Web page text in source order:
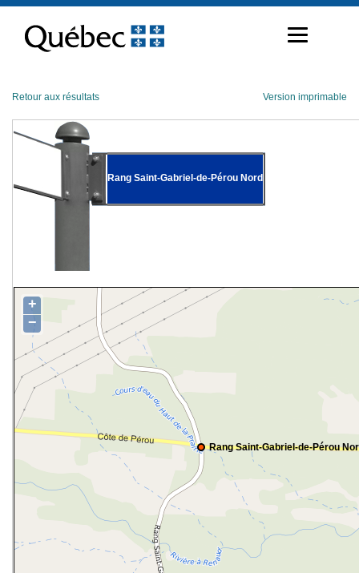
contenu
Retour aux résultats Version imprimable
Rang Saint-Gabriel-de-Pérou Nord
Rang Saint-Gabriel-de-Pérou
+
−